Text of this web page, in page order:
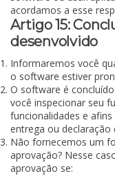
acordamos a esse
Artigo 15:
desenvolvido
Informaremos você
o software estiver
O software é
você inspecionar seu
funcionalidades e
entrega ou declaração
Não fornecemos um
aprovação? Nesse
aprovação se: